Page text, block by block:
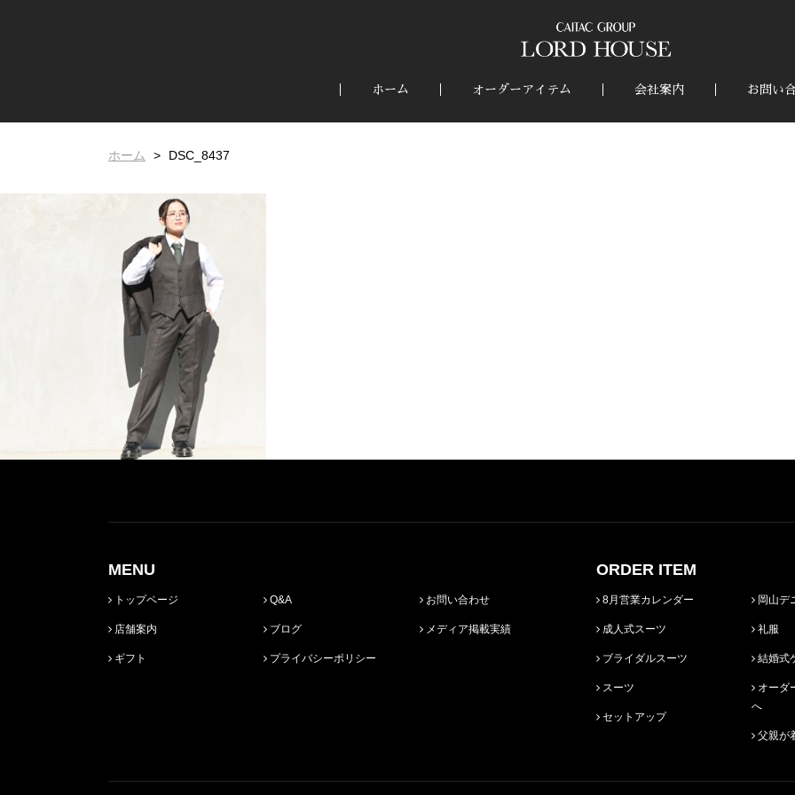
ホーム オーダーアイテム 会社案内 お問い
ホーム DSC_8437
MENU
トップページ
店舗案内
ギフト
Q&A
ブログ
プライバシーポリシー
お問い合わせ
メディア掲載実績
ORDER ITEM
8月営業カレンダー
成人式スーツ
ブライダルスーツ
スーツ
セットアップ
岡山デ
礼服
結婚式
へ
父親が